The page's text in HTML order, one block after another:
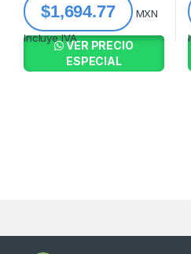
$1,694.77
MXN
Incluye IVA
VER PRECIO
ESPECIAL